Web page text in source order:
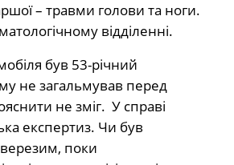
– травми голови та ноги.
відділенні.
був 53-річний
не загальмував перед
не зміг. У справі
експертиз. Чи був
поки